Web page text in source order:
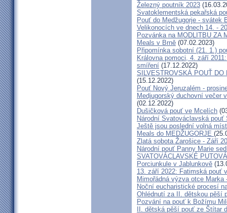
Železný poutník 2023
Svatoklementská pekařská
Pouť do Medžugorje - svátek
Velikonocích ve dnech 14. -
Pozvánka na MODLITBU ZA
Meals v Brně (07.02.2023)
Připomínka sobotní (21. 1.)
Královna pomoci, 4. září
smíření (17.12.2022)
SILVESTROVSKÁ POUŤ DO
(15.12.2022)
Pouť Nový Jeruzalém -
Medjugorský duchovní večer
(02.12.2022)
Dušičková pouť ve Mcelích
Národní Svatováclavská pouť
Ještě jsou poslední volná
Meals do MEDŽUGORJE
Zlatá sobota Žarošice - Září
Národní pouť Panny Marie
SVATOVÁCLAVSKÉ
Porciunkule v Jablunkově
13. září 2022: Fatimská pouť
Mimořádná výzva otce
Noční eucharistické procesí
Ohlédnutí za II. dětskou pěší
Pozvání na pouť k Božímu
II. dětská pěší pouť ze Štítar